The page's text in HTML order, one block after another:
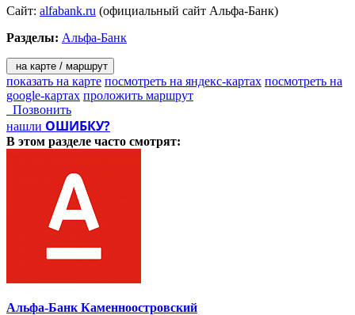
Сайт: alfabank.ru (официальный сайт Альфа-Банк)
Разделы: Альфа-Банк
на карте / маршрут
показать на карте посмотреть на яндекс-картах посмотреть на
google-картах проложить маршрут
Позвонить
нашли ОШИБКУ?
В этом разделе часто смотрят:
Альфа-Банк Каменноостровский